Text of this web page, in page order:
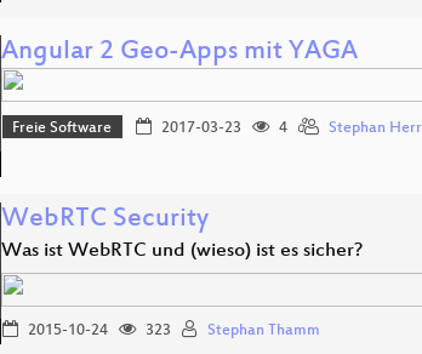
Angular 2 Geo-Apps mit YAGA
Freie Software 2017-03-23 4 Stephan
WebRTC Security
Was ist WebRTC und (wieso) ist es sicher?
2015-10-24 323 Stephan Thamm